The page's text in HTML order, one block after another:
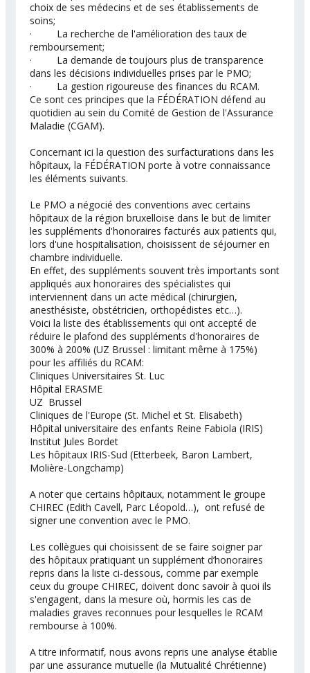
choix de ses médecins et de ses établissements de
soins;
· La recherche de l'amélioration des taux de
remboursement;
· La demande de toujours plus de transparence
dans les décisions individuelles prises par le PMO;
· La gestion rigoureuse des finances du RCAM.
Ce sont ces principes que la FÉDÉRATION défend au
quotidien au sein du Comité de Gestion de l'Assurance
Maladie (CGAM).
Concernant ici la question des surfacturations dans les
hôpitaux, la FÉDÉRATION porte à votre connaissance
les éléments suivants.
Le PMO a négocié des conventions avec certains
hôpitaux de la région bruxelloise dans le but de limiter
les suppléments d'honoraires facturés aux patients qui,
lors d'une hospitalisation, choisissent de séjourner en
chambre individuelle.
En effet, des suppléments souvent très importants sont
appliqués aux honoraires des spécialistes qui
interviennent dans un acte médical (chirurgien,
anesthésiste, obstétricien, orthopédistes etc…).
Voici la liste des établissements qui ont accepté de
réduire le plafond des suppléments d'honoraires de
300% à 200% (UZ Brussel : limitant même à 175%)
pour les affiliés du RCAM:
Cliniques Universitaires St. Luc
Hôpital ERASME
UZ Brussel
Cliniques de l'Europe (St. Michel et St. Elisabeth)
Hôpital universitaire des enfants Reine Fabiola (IRIS)
Institut Jules Bordet
Les hôpitaux IRIS-Sud (Etterbeek, Baron Lambert,
Molière-Longchamp)
A noter que certains hôpitaux, notamment le groupe
CHIREC (Edith Cavell, Parc Léopold…), ont refusé de
signer une convention avec le PMO.
Les collègues qui choisissent de se faire soigner par
des hôpitaux pratiquant un supplément d’honoraires
repris dans la liste ci-dessous, comme par exemple
ceux du groupe CHIREC, doivent donc savoir à quoi ils
s'engagent, dans la mesure où, hormis les cas de
maladies graves reconnues pour lesquelles le RCAM
rembourse à 100%.
A titre informatif, nous avons repris une analyse établie
par une assurance mutuelle (la Mutualité Chrétienne)